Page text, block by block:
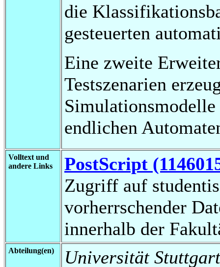
die
gesteuerten
Eine zweite
Testszenarien
endlichen
Volltext und
andere Links
PostScript
Zugriff auf
vorherrschender
innerhalb der
Abteilung(en) Universität